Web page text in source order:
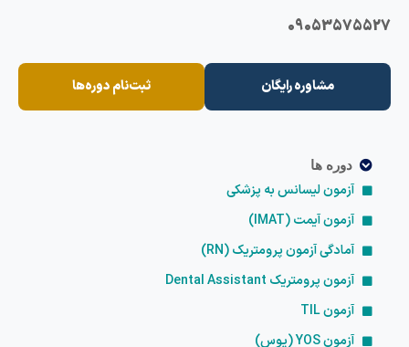
مشاوره رایگان ثبت‌نام دوره‌ها
دوره ها
آزمون لیسانس به پزشکی
آزمون آیمت (IMAT)
آمادگی آزمون پرومتریک (RN)
آزمون پرومتریک Dental Assistant
آزمون TIL
آزمون YOS (یوس)